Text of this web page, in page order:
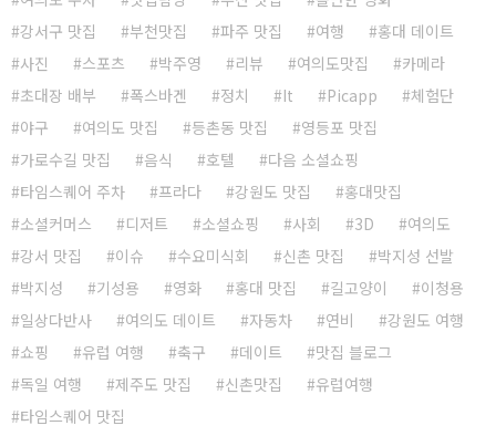
강서구 맛집
부천맛집 파주 맛집 여행
홍대 데이트
사진
스포츠 박주영 리뷰 여의도맛집
카메라
초대장 배부
폭스바겐 정치 It Picapp
체험단
야구
여의도 맛집 등촌동 맛집
영등포 맛집
가로수길 맛집
음식 호텔
다음 소셜쇼핑
타임스퀘어 주차
프라다 강원도 맛집
홍대맛집
소셜커머스
디저트 소셜쇼핑 사회 3D
여의도
강서 맛집
이슈 수요미식회 신촌 맛집
박지성 선발
박지성
기성용 영화 홍대 맛집 길고양이
이청용
일상다반사
여의도 데이트 자동차 연비
강원도 여행
쇼핑
유럽 여행 축구 데이트
맛집 블로그
독일 여행
제주도 맛집 신촌맛집
유럽여행
타임스퀘어 맛집